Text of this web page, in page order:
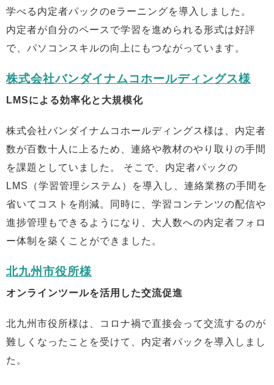
学べる内定者パックのeラーニングを導入しました。
内定者が自分のペースで学習を進められる形式は好評
で、パソコンスキルの向上にもつながっています。
株式会社バンダイナムコホールディングス様
LMSによる効率化と大規模化
株式会社バンダイナムコホールディングス様は、内定者
数が百数十人に上るため、連絡や教材のやり取りの手間
を課題としていました。 そこで、内定者パックの
LMS（学習管理システム）を導入し、連絡業務の手間を
省いてコストを削減。同時に、学習コンテンツの配信や
進捗管理もできるようになり、大人数への内定者フォロ
ー体制を築くことができました。
北九州市役所様
オンラインツールを活用した交流促進
北九州市役所様は、コロナ禍で直接会って交流するのが
難しくなったことを受けて、内定者パックを導入しまし
た。